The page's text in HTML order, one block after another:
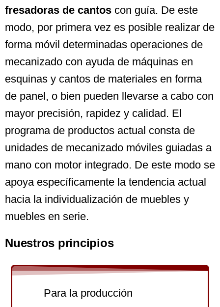
fresadoras de cantos con guía. De este
modo, por primera vez es posible realizar de
forma móvil determinadas operaciones de
mecanizado con ayuda de máquinas en
esquinas y cantos de materiales en forma
de panel, o bien pueden llevarse a cabo con
mayor precisión, rapidez y calidad. El
programa de productos actual consta de
unidades de mecanizado móviles guiadas a
mano con motor integrado. De este modo se
apoya específicamente la tendencia actual
hacia la individualización de muebles y
muebles en serie.
Nuestros principios
Para la producción